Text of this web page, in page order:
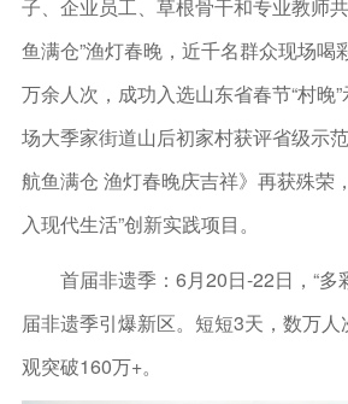
子、企业员工、草根骨干和专业教师
鱼满仓”渔灯春晚，近千名群众现场喝
万余人次，成功入选山东省春节“村晚
场大季家街道山后初家村获评省级示
航鱼满仓 渔灯春晚庆吉祥》再获殊荣
入现代生活”创新实践项目。
首届非遗季：6月20日-22日，“多
届非遗季引爆新区。短短3天，数万
观突破160万+。